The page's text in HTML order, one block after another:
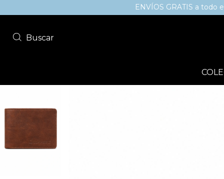
ENVÍOS GRATIS a todo el país
Buscar